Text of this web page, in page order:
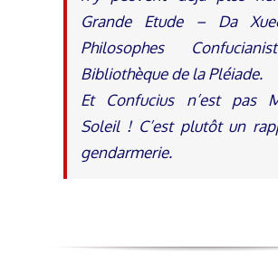
Grande Etude – Da
Philosophes
Bibliothèque de la Pléiade.
Et Confucius n’est pas
Soleil ! C’est plutôt un
gendarmerie.